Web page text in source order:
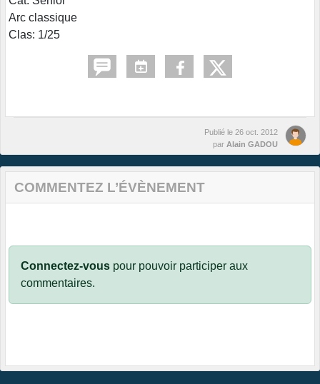
Arc classique
Clas: 1/25
Publié le 26 oct. 2012
par Alain GADOU
COMMENTEZ L’ÉVÈNEMENT
Connectez-vous pour pouvoir participer aux
commentaires.